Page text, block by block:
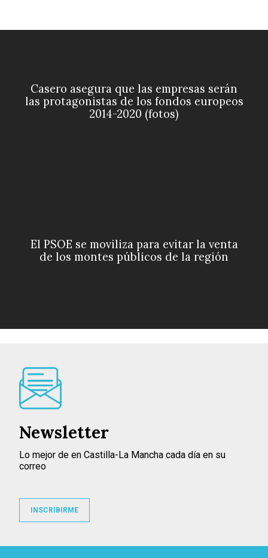
Casero asegura que las empresas serán
las protagonistas de los fondos europeos
2014-2020 (fotos)
El PSOE se moviliza para evitar la venta
de los montes públicos de la región
Newsletter
Lo mejor de en Castilla-La Mancha cada día en su
correo
INSCRIBIRME